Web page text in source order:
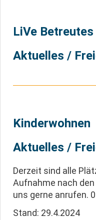
LiVe
Aktuelles /
Kinderwohnen
Aktuelles /
Derzeit sind alle
Aufnahme nach
uns gerne anrufen.
Stand: 29.4.2024